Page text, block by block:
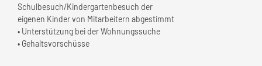
Schulbesuch/Kindergartenbesuch der
eigenen Kinder von Mitarbeitern abgestimmt
• Unterstützung bei der Wohnungssuche
• Gehaltsvorschüsse